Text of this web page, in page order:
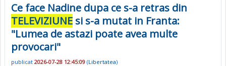
Ce face Nadine dupa ce s-a retras din
TELEVIZIUNE si s-a mutat in Franta:
"Lumea de astazi poate avea multe
provocari"
publicat 2026-07-28 12:45:09 (Libertatea)